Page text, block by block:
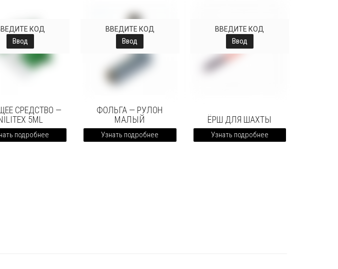
КОД
Ввод
СРЕДСТВО —
5ML
подробнее
ВВЕДИТЕ КОД
Ввод
ФОЛЬГА — РУЛОН
МАЛЫЙ
Узнать подробнее
ВВЕДИТЕ КОД
Ввод
ЁРШ ДЛЯ ШАХТЫ
Узнать подробнее